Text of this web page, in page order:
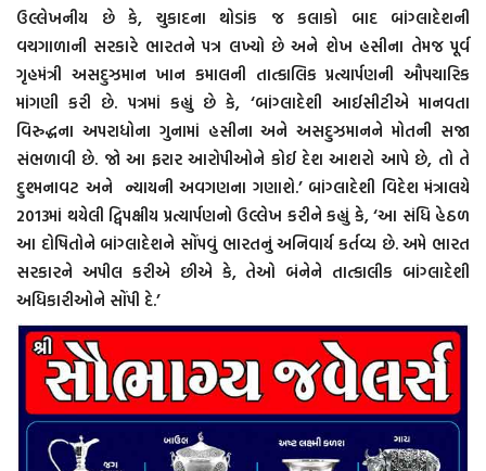
ઉલ્લેખનીય છે કે, ચુકાદના થોડાંક જ કલાકો બાદ બાંગ્લાદેશની
વચગાળાની સરકારે ભારતને પત્ર લખ્યો છે અને શેખ હસીના તેમજ પૂર્વ
ગૃહમંત્રી અસદુઝમાન ખાન કમાલની તાત્કાલિક પ્રત્યાર્પણની ઔપચારિક
માંગણી કરી છે. પત્રમાં કહ્યું છે કે, ‘બાંગ્લાદેશી આઈસીટીએ માનવતા
વિરુદ્ધના અપરાધોના ગુનામાં હસીના અને અસદુઝમાનને મોતની સજા
સંભળાવી છે. જો આ ફરાર આરોપીઓને કોઈ દેશ આશરો આપે છે, તો તે
દુશ્મનાવટ અને ન્યાયની અવગણના ગણાશે.’ બાંગ્લાદેશી વિદેશ મંત્રાલયે
2013માં થયેલી દ્વિપક્ષીય પ્રત્યાર્પણનો ઉલ્લેખ કરીને કહ્યું કે, ‘આ સંધિ હેઠળ
આ દોષિતોને બાંગ્લાદેશને સોંપવું ભારતનું અનિવાર્ય કર્તવ્ય છે. અમે ભારત
સરકારને અપીલ કરીએ છીએ કે, તેઓ બંનેને તાત્કાલીક બાંગ્લાદેશી
અધિકારીઓને સોંપી દે.’